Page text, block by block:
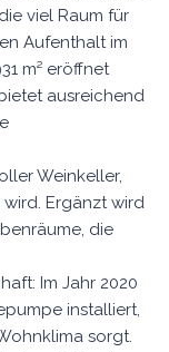
viel Raum für
Aufenthalt im
m² eröffnet
ausreichend
Weinkeller,
Ergänzt wird
die
Im Jahr 2020
installiert,
sorgt.